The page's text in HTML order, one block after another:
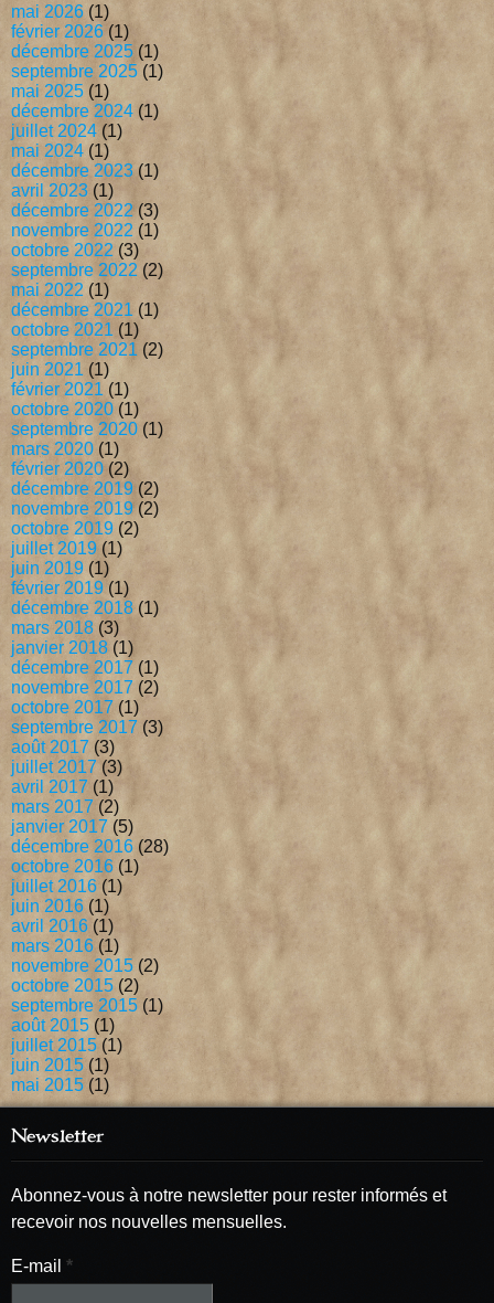
mai 2026 (1)
février 2026 (1)
décembre 2025 (1)
septembre 2025 (1)
mai 2025 (1)
décembre 2024 (1)
juillet 2024 (1)
mai 2024 (1)
décembre 2023 (1)
avril 2023 (1)
décembre 2022 (3)
novembre 2022 (1)
octobre 2022 (3)
septembre 2022 (2)
mai 2022 (1)
décembre 2021 (1)
octobre 2021 (1)
septembre 2021 (2)
juin 2021 (1)
février 2021 (1)
octobre 2020 (1)
septembre 2020 (1)
mars 2020 (1)
février 2020 (2)
décembre 2019 (2)
novembre 2019(2)
octobre 2019 (2)
juillet 2019 (1)
juin 2019 (1)
février 2019 (1)
décembre 2018 (1)
mars 2018 (3)
janvier 2018 (1)
décembre 2017 (1)
novembre 2017 (2)
octobre 2017 (1)
septembre 2017 (3)
août 2017 (3)
juillet 2017 (3)
avril 2017 (1)
mars 2017 (2)
janvier 2017 (5)
décembre 2016 (28)
octobre 2016 (1)
juillet 2016 (1)
juin 2016 (1)
avril 2016 (1)
mars 2016 (1)
novembre 2015 (2)
octobre 2015 (2)
septembre 2015 (1)
août 2015 (1)
juillet 2015 (1)
juin 2015 (1)
mai 2015 (1)
Newsletter
Abonnez-vous à notre newsletter pour rester informés et
recevoir nos nouvelles mensuelles.
E-mail *